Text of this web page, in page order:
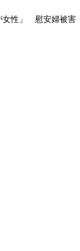
女性」 慰安婦被害